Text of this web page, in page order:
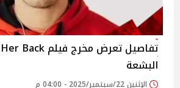
البشعة
الإثنين 22/سبتمبر/2025 - 04:00 م